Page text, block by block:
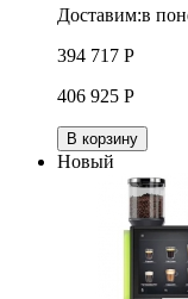
Доставим:в
394 717 Р
406 925 Р
В корзину
Новый